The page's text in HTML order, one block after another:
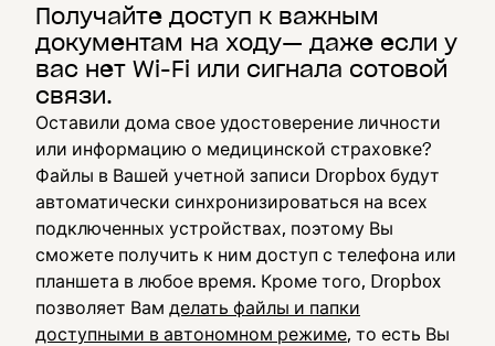
Получайте доступ к важным
документам на ходу— даже если у
вас нет Wi-Fi или сигнала сотовой
связи.
Оставили дома свое удостоверение личности
или информацию о медицинской страховке?
Файлы в Вашей учетной записи Dropbox будут
автоматически синхронизироваться на всех
подключенных устройствах, поэтому Вы
сможете получить к ним доступ с телефона или
планшета в любое время. Кроме того, Dropbox
позволяет Вам делать файлы и папки
доступными в автономном режиме, то есть Вы